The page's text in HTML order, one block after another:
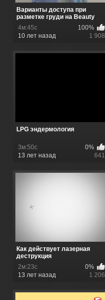
Варианты доступа при
разметке груди на Beauty
Lab
4м:45с
100%
10 лет назад
1 908
LPG эндермология
3м:50с
0%
13 лет назад
641
Как действует лазерная
деструкция
2м:23с
0%
13 лет назад
1 206